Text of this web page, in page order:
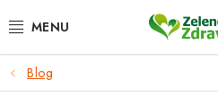
na
DOPLŇKY STRAVY
Blog